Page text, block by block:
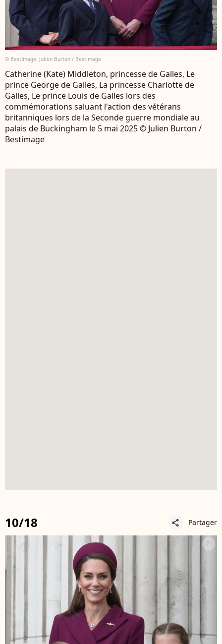
© BestImage, Julien Burton / Bestimage
Catherine (Kate) Middleton, princesse de Galles, Le
prince George de Galles, La princesse Charlotte de
Galles, Le prince Louis de Galles lors des
commémorations saluant l'action des vétérans
britanniques lors de la Seconde guerre mondiale au
palais de Buckingham le 5 mai 2025 © Julien Burton /
Bestimage
10/18 share Partager